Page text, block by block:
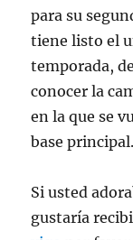
para su
tiene listo el
temporada,
conocer la
en la que se
base principal.
Si usted
gustaría